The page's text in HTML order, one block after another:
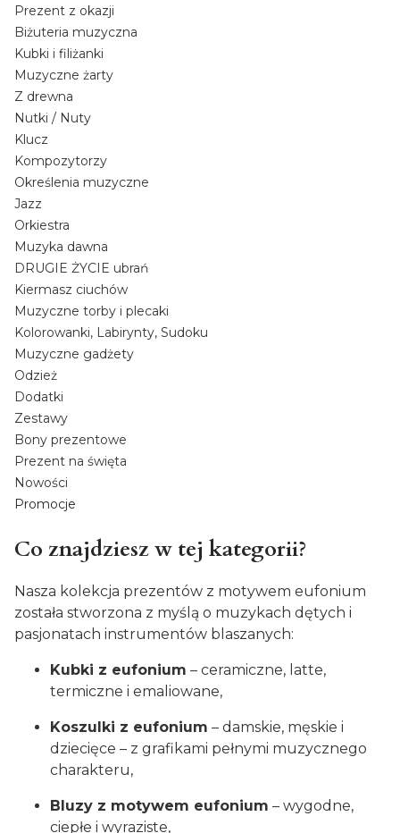
Prezent z okazji
Biżuteria muzyczna
Kubki i filiżanki
Muzyczne żarty
Z drewna
Nutki / Nuty
Klucz
Kompozytorzy
Określenia muzyczne
Jazz
Orkiestra
Muzyka dawna
DRUGIE ŻYCIE ubrań
Kiermasz ciuchów
Muzyczne torby i plecaki
Kolorowanki, Labirynty, Sudoku
Muzyczne gadżety
Odzież
Dodatki
Zestawy
Bony prezentowe
Prezent na święta
Nowości
Promocje
Co znajdziesz w tej kategorii?
Nasza kolekcja prezentów z motywem eufonium
została stworzona z myślą o muzykach dętych i
pasjonatach instrumentów blaszanych:
Kubki z eufonium – ceramiczne, latte,
termiczne i emaliowane,
Koszulki z eufonium – damskie, męskie i
dziecięce – z grafikami pełnymi muzycznego
charakteru,
Bluzy z motywem eufonium – wygodne,
ciepłe i wyraziste,